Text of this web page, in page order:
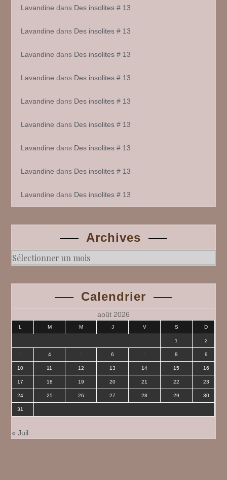
Lavandine dans Des insolites # 13
Lavandine dans Des insolites # 13
Lavandine dans Des insolites # 13
Lavandine dans Des insolites # 13
Lavandine dans Des insolites # 13
Lavandine dans Des insolites # 13
Lavandine dans Des insolites # 13
Lavandine dans Des insolites # 13
Lavandine dans Des insolites # 13
Archives
Archives
Calendrier
août 2026
L M M J V S D
1 2
4 6 8 9
10 11 12 13 14 15 16
17 18 19 20 21 22 23
24 25 26 27 28 29 30
31
« Juil